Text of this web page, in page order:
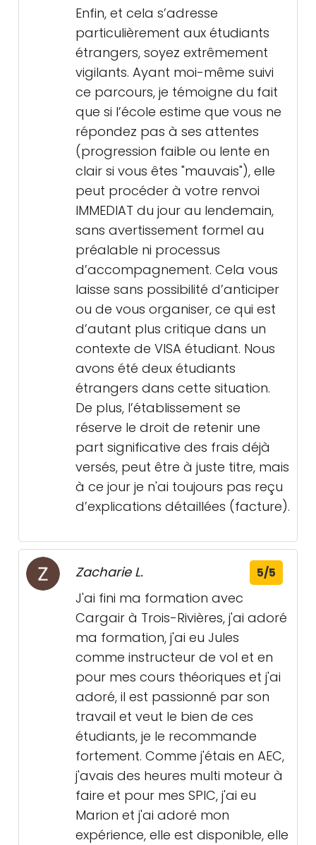
Enfin, et cela s’adresse
particulièrement aux étudiants
étrangers, soyez extrêmement
vigilants. Ayant moi-même suivi
ce parcours, je témoigne du fait
que si l’école estime que vous ne
répondez pas à ses attentes
(progression faible ou lente en
clair si vous êtes "mauvais"), elle
peut procéder à votre renvoi
IMMEDIAT du jour au lendemain,
sans avertissement formel au
préalable ni processus
d’accompagnement. Cela vous
laisse sans possibilité d’anticiper
ou de vous organiser, ce qui est
d’autant plus critique dans un
contexte de VISA étudiant. Nous
avons été deux étudiants
étrangers dans cette situation.
De plus, l’établissement se
réserve le droit de retenir une
part significative des frais déjà
versés, peut être à juste titre, mais
à ce jour je n'ai toujours pas reçu
d’explications détaillées (facture).
Zacharie L. 5/5
J'ai fini ma formation avec
Cargair à Trois-Rivières, j'ai adoré
ma formation, j'ai eu Jules
comme instructeur de vol et en
pour mes cours théoriques et j'ai
adoré, il est passionné par son
travail et veut le bien de ces
étudiants, je le recommande
fortement. Comme j'étais en AEC,
j'avais des heures multi moteur à
faire et pour mes SPIC, j'ai eu
Marion et j'ai adoré mon
expérience, elle est disponible, elle